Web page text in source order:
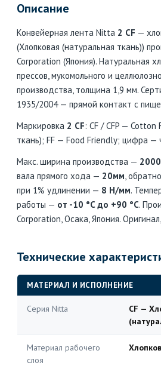
Описание
Конвейерная лента Nitta 2 CF —
(Хлопковая (натуральная ткань))
Corporation (Япония). Натуральная
прессов, мукомольного и
производства, толщина 1,9 мм.
1935/2004 — прямой контакт с
Маркировка 2 CF: CF / CFP — Cotton
ткань); FF — Food Friendly; цифра —
Макс. ширина производства —
вала прямого хода — 20мм,
при 1% удлинении — 8 Н/мм.
работы — от -10 °C до +90 °C.
Corporation, Осака, Япония.
Технические
МАТЕРИАЛ И ИСПОЛНЕНИЕ
Серия Nitta
CF —
Материал рабочего
слоя